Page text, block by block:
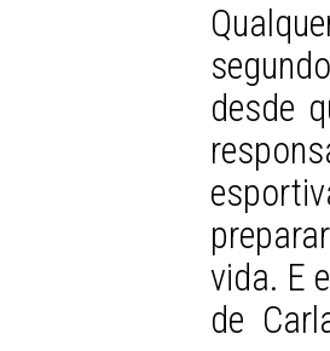
desde
vida. E
de